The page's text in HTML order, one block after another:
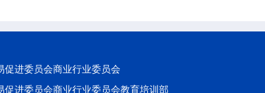
促进委员会商业行业委员会
促进委员会商业行业委员会教育培训部